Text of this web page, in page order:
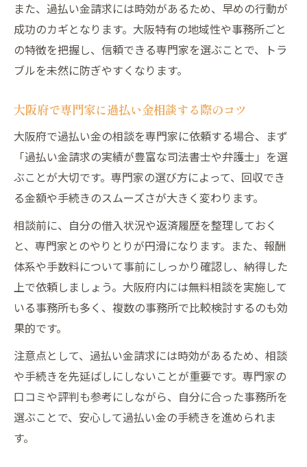
また、過払い金請求には時効があるため、早めの行動が
成功のカギとなります。大阪特有の地域性や事務所ごと
の特徴を把握し、信頼できる専門家を選ぶことで、トラ
ブルを未然に防ぎやすくなります。
大阪府で専門家に過払い金相談する際のコツ
大阪府で過払い金の相談を専門家に依頼する場合、まず
「過払い金請求の実績が豊富な司法書士や弁護士」を選
ぶことが大切です。専門家の選び方によって、回収でき
る金額や手続きのスムーズさが大きく変わります。
相談前に、自分の借入状況や返済履歴を整理しておく
と、専門家とのやりとりが円滑になります。また、報酬
体系や手数料について事前にしっかり確認し、納得した
上で依頼しましょう。大阪府内には無料相談を実施して
いる事務所も多く、複数の事務所で比較検討するのも効
果的です。
注意点として、過払い金請求には時効があるため、相談
や手続きを先延ばしにしないことが重要です。専門家の
口コミや評判も参考にしながら、自分に合った事務所を
選ぶことで、安心して過払い金の手続きを進められま
す。